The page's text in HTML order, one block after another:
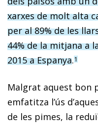
xarxes de molt alta
per al 89% de les
44% de la mitjana a
2015 a Espanya.1
Malgrat aquest bon
emfatitza l’ús
de les pimes, la